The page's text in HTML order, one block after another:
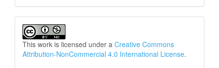
This work is licensed under a Creative Commons
Attribution-NonCommercial 4.0 International License.